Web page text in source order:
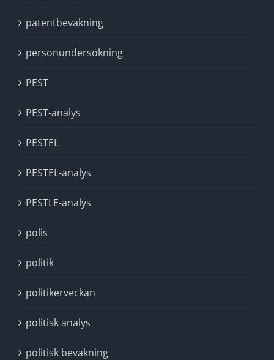
patentbevakning
personundersökning
PEST
PEST-analys
PESTEL
PESTEL-analys
PESTLE-analys
polis
politik
politikerveckan
politisk analys
politisk bevakning